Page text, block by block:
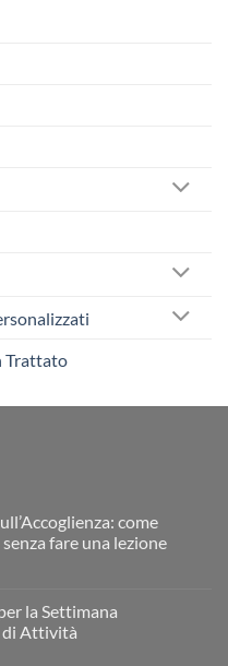
Trattato
come
fare una lezione
la Settimana
di Attività